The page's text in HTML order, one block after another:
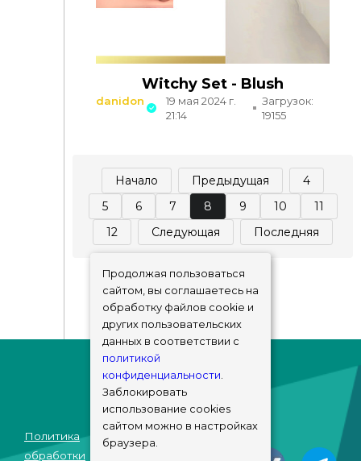
Witchy Set - Blush
danidon
19 мая 2024 г.
21:14
Загрузок:
19155
Начало Предыдущая
4
5
6 7 8 9 10
11
12
Следующая Последняя
Политика
обработки
© sims-market
Продолжая пользоваться
сайтом, вы соглашаетесь на
обработку файлов cookie и
других пользовательских
данных в соответствии с
политикой
конфиденциальности.
Заблокировать
использование cookies
сайтом можно в настройках
браузера.